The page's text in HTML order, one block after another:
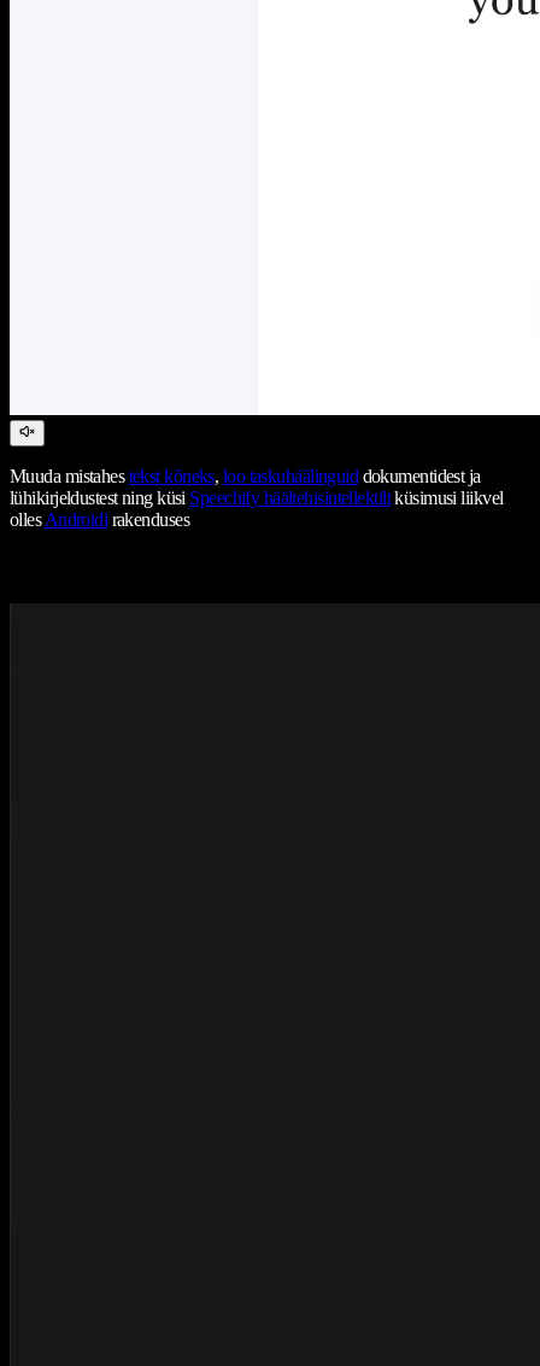
Muuda mistahestekst kõneks, loo taskuhäälinguiddokumentidest ja
lühikirjeldustest ning küsi Speechify häältehisintellektiltküsimusi liikvel
ollesAndroidirakenduses